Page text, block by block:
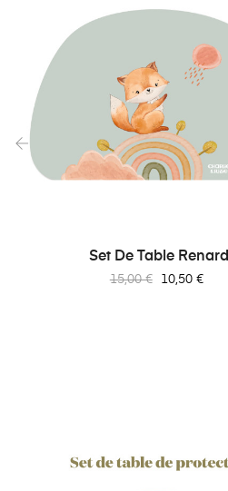
Set De Table Renard
Prix
15,00 € Prix
10,50 €